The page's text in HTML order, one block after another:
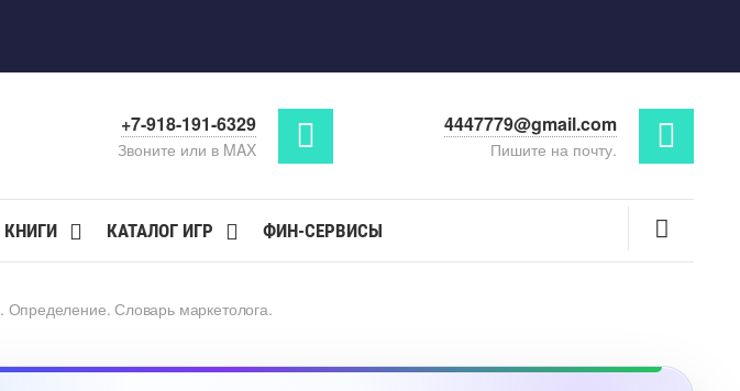
+7-918-191-6329
Звоните или в MAX
4447779@gmail.com
Пишите на почту.
КНИГИ КАТАЛОГ ИГР ФИН-СЕРВИСЫ
Определение. Словарь маркетолога.